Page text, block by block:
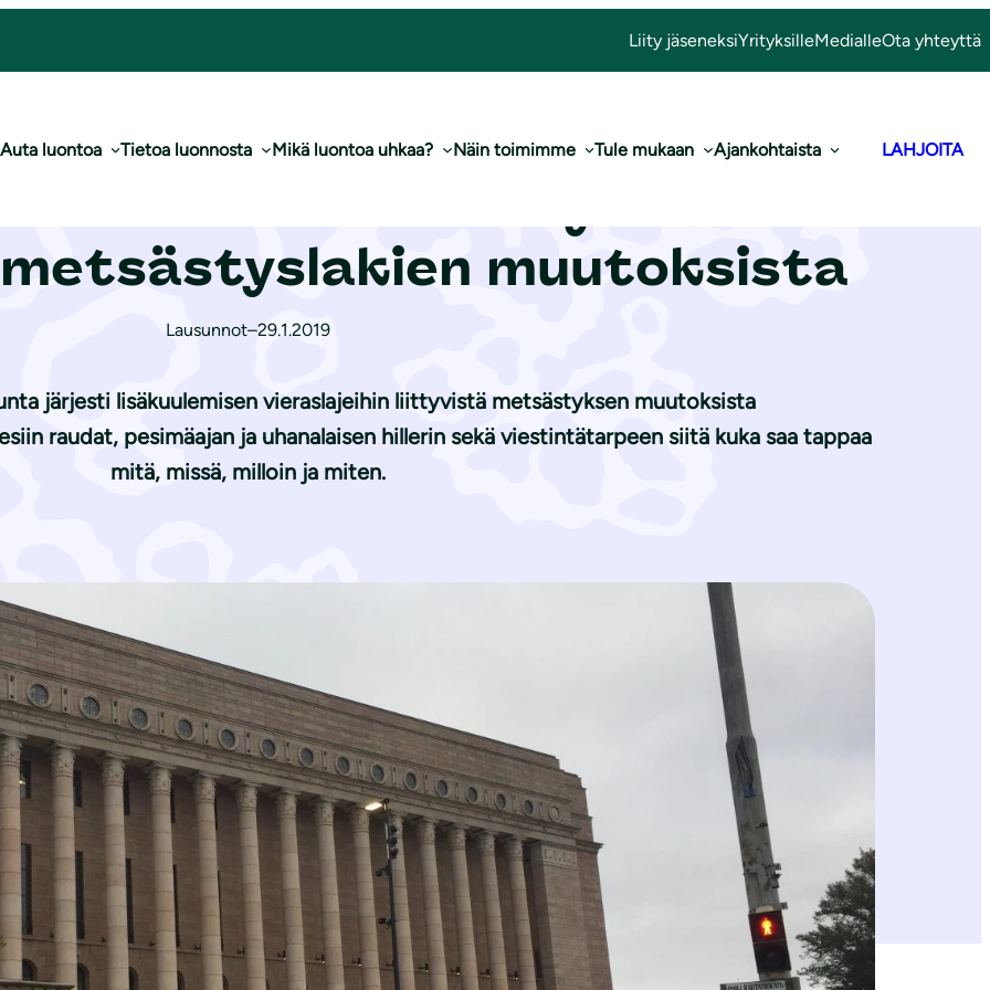
Liity jäseneksiYrityksilleMedialleOta yhteyttä
Auta luontoa Tietoa luonnosta Mikä luontoa uhkaa? Näin toimimme Tule mukaan Ajankohtaista LAHJOITA
vieraslaji- ja metsästyslakien muutoksista
muutoksista
Lausunnot–29.1.2019
järjesti lisäkuulemisen vieraslajeihin liittyvistä metsästyksen muutoksista
raudat, pesimäajan ja uhanalaisen hillerin sekä viestintätarpeen siitä kuka saa tappaa
mitä, missä, milloin ja miten.